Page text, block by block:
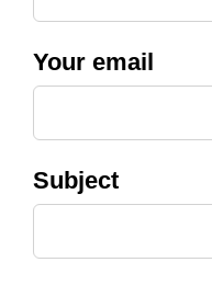
Your email
Subject